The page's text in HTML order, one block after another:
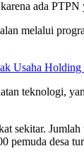
ada
melalui
Usaha
teknologi,
sekitar.
pemuda desa